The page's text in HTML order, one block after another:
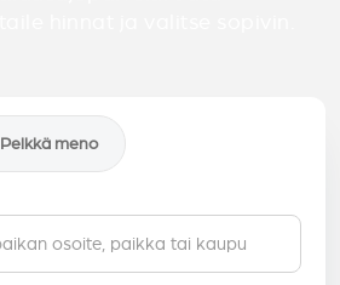
Pelkkä meno